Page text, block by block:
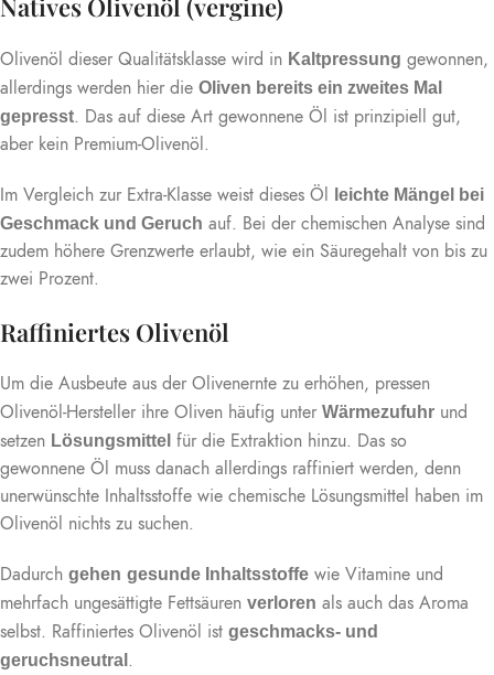
Olivenöl dieser Qualitätsklasse wird in Kaltpressung gewonnen,
allerdings werden hier die Oliven bereits ein zweites Mal
gepresst. Das auf diese Art gewonnene Öl ist prinzipiell gut,
aber kein Premium-Olivenöl.
Im Vergleich zur Extra-Klasse weist dieses Öl leichte Mängel bei
Geschmack und Geruch auf. Bei der chemischen Analyse sind
zudem höhere Grenzwerte erlaubt, wie ein Säuregehalt von bis zu
zwei Prozent.
Raffiniertes Olivenöl
Um die Ausbeute aus der Olivenernte zu erhöhen, pressen
Olivenöl-Hersteller ihre Oliven häufig unter Wärmezufuhr und
setzen Lösungsmittel für die Extraktion hinzu. Das so
gewonnene Öl muss danach allerdings raffiniert werden, denn
unerwünschte Inhaltsstoffe wie chemische Lösungsmittel haben im
Olivenöl nichts zu suchen.
Dadurch gehen gesunde Inhaltsstoffe wie Vitamine und
mehrfach ungesättigte Fettsäuren verloren als auch das Aroma
selbst. Raffiniertes Olivenöl ist geschmacks- und
geruchsneutral .